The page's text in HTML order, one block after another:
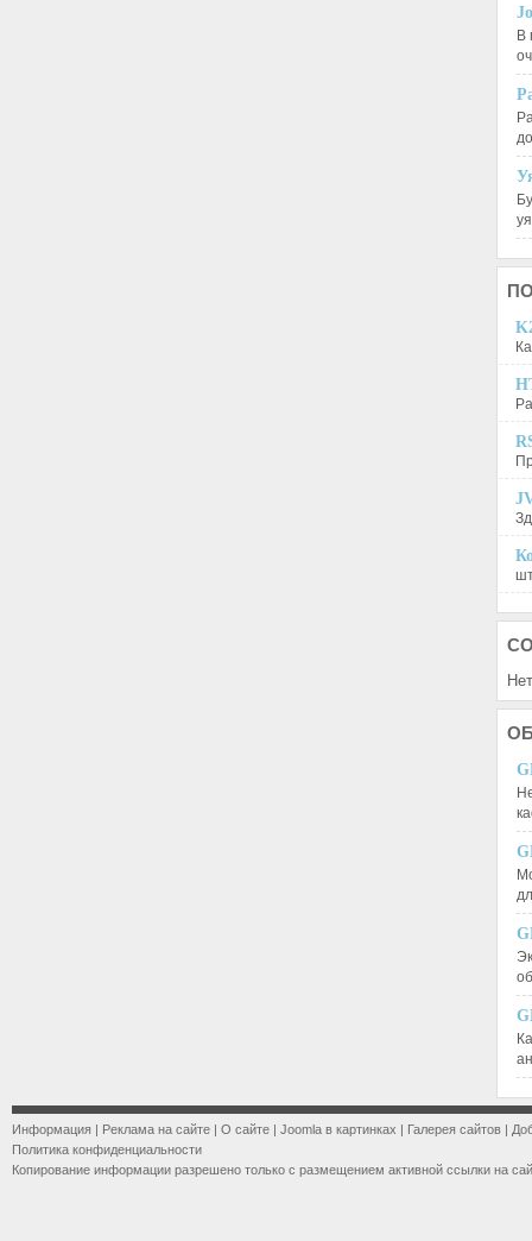
В
Информация | Реклама на сайте | О сайте | Joomla в картинках | Галерея сайтов |
Политика конфиденциальности
Копирование информации разрешено только с размещением активной ссылки на